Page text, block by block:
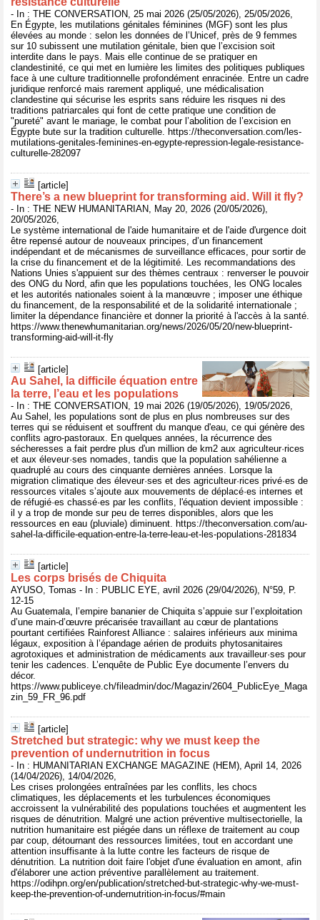
- In : THE CONVERSATION, 25 mai 2026 (25/05/2026), 25/05/2026,
En Égypte, les mutilations génitales féminines (MGF) sont les plus
élevées au monde : selon les données de l’Unicef, près de 9 femmes
sur 10 subissent une mutilation génitale, bien que l’excision soit
interdite dans le pays. Mais elle continue de se pratiquer en
clandestinité, ce qui met en lumière les limites des politiques publiques
face à une culture traditionnelle profondément enracinée. Entre un cadre
juridique renforcé mais rarement appliqué, une médicalisation
clandestine qui sécurise les esprits sans réduire les risques ni des
traditions patriarcales qui font de cette pratique une condition de
"pureté" avant le mariage, le combat pour l’abolition de l’excision en
Égypte bute sur la tradition culturelle. https://theconversation.com/les-
mutilations-genitales-feminines-en-egypte-repression-legale-resistance-
culturelle-282097
[article]
There’s a new blueprint for transforming aid. Will it fly?
- In : THE NEW HUMANITARIAN, May 20, 2026 (20/05/2026),
20/05/2026,
Le système international de l'aide humanitaire et de l'aide d'urgence doit
être repensé autour de nouveaux principes, d’un financement
indépendant et de mécanismes de surveillance efficaces, pour sortir de
la crise du financement et de la légitimité. Les recommandations des
Nations Unies s'appuient sur des thèmes centraux : renverser le pouvoir
des ONG du Nord, afin que les populations touchées, les ONG locales
et les autorités nationales soient à la manœuvre ; imposer une éthique
du financement, de la responsabilité et de la solidarité internationale ;
limiter la dépendance financière et donner la priorité à l'accès à la santé.
https://www.thenewhumanitarian.org/news/2026/05/20/new-blueprint-
transforming-aid-will-it-fly
[article]
Au Sahel, la difficile équation entre
la terre, l’eau et les populations
- In : THE CONVERSATION, 19 mai 2026 (19/05/2026), 19/05/2026,
Au Sahel, les populations sont de plus en plus nombreuses sur des
terres qui se réduisent et souffrent du manque d'eau, ce qui génère des
conflits agro-pastoraux. En quelques années, la récurrence des
sécheresses a fait perdre plus d'un million de km2 aux agriculteur·rices
et aux éleveur·ses nomades, tandis que la population sahélienne a
quadruplé au cours des cinquante dernières années. Lorsque la
migration climatique des éleveur·ses et des agriculteur·rices privé·es de
ressources vitales s’ajoute aux mouvements de déplacé·es internes et
de réfugié·es chassé·es par les conflits, l'équation devient impossible :
il y a trop de monde sur peu de terres disponibles, alors que les
ressources en eau (pluviale) diminuent. https://theconversation.com/au-
sahel-la-difficile-equation-entre-la-terre-leau-et-les-populations-281834
[article]
Les corps brisés de Chiquita
AYUSO, Tomas - In : PUBLIC EYE, avril 2026 (29/04/2026), N°59, P.
12-15
Au Guatemala, l’empire bananier de Chiquita s’appuie sur l’exploitation
d’une main-d’œuvre précarisée travaillant au cœur de plantations
pourtant certifiées Rainforest Alliance : salaires inférieurs aux minima
légaux, exposition à l’épandage aérien de produits phytosanitaires
agrotoxiques et administration de médicaments aux travailleur·ses pour
tenir les cadences. L’enquête de Public Eye documente l’envers du
décor.
https://www.publiceye.ch/fileadmin/doc/Magazin/2604_PublicEye_Maga
zin_59_FR_96.pdf
[article]
Stretched but strategic: why we must keep the
prevention of undernutrition in focus
- In : HUMANITARIAN EXCHANGE MAGAZINE (HEM), April 14, 2026
(14/04/2026), 14/04/2026,
Les crises prolongées entraînées par les conflits, les chocs
climatiques, les déplacements et les turbulences économiques
accroissent la vulnérabilité des populations touchées et augmentent les
risques de dénutrition. Malgré une action préventive multisectorielle, la
nutrition humanitaire est piégée dans un réflexe de traitement au coup
par coup, détournant des ressources limitées, tout en accordant une
attention insuffisante à la lutte contre les facteurs de risque de
dénutrition. La nutrition doit faire l'objet d'une évaluation en amont, afin
d'élaborer une action préventive parallèlement au traitement.
https://odihpn.org/en/publication/stretched-but-strategic-why-we-must-
keep-the-prevention-of-undernutrition-in-focus/#main